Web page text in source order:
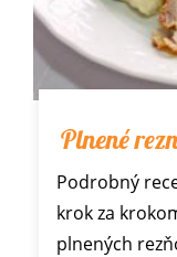
Plnené
Podrobný
krok za
plnených